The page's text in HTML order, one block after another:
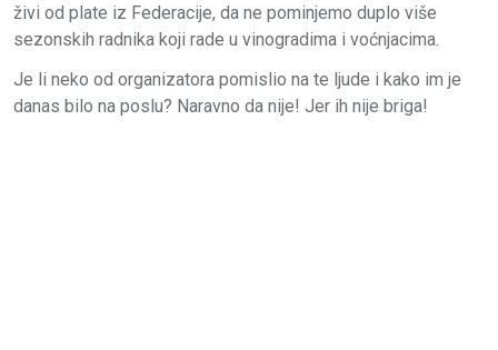
živi od plate iz Federacije, da ne pominjemo duplo više
sezonskih radnika koji rade u vinogradima i voćnjacima.
Je li neko od organizatora pomislio na te ljude i kako im je
danas bilo na poslu? Naravno da nije! Jer ih nije briga!